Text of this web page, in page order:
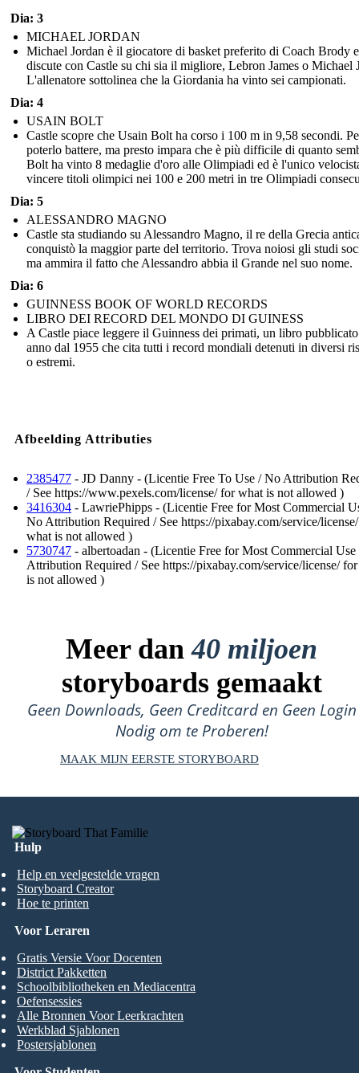
Dia: 3
MICHAEL JORDAN
Michael Jordan è il giocatore di basket preferito di Coach Brody e
discute con Castle su chi sia il migliore, Lebron James o Michael
L'allenatore sottolinea che la Giordania ha vinto sei campionati.
Dia: 4
USAIN BOLT
Castle scopre che Usain Bolt ha corso i 100 m in 9,58 secondi.
poterlo battere, ma presto impara che è più difficile di quanto
Bolt ha vinto 8 medaglie d'oro alle Olimpiadi ed è l'unico
vincere titoli olimpici nei 100 e 200 metri in tre Olimpiadi
Dia: 5
ALESSANDRO MAGNO
Castle sta studiando su Alessandro Magno, il re della Grecia
conquistò la maggior parte del territorio. Trova noiosi gli studi
ma ammira il fatto che Alessandro abbia il Grande nel suo nome.
Dia: 6
GUINNESS BOOK OF WORLD RECORDS
LIBRO DEI RECORD DEL MONDO DI GUINESS
A Castle piace leggere il Guinness dei primati, un libro
anno dal 1955 che cita tutti i record mondiali detenuti in diversi
o estremi.
Afbeelding Attributies
2385477 - JD Danny - (Licentie Free To Use / No Attribution
/ See https://www.pexels.com/license/ for what is not allowed )
3416304 - LawriePhipps - (Licentie Free for Most Commercial
No Attribution Required / See https://pixabay.com/service/
what is not allowed )
5730747 - albertoadan - (Licentie Free for Most Commercial
Attribution Required / See https://pixabay.com/service/license/
is not allowed )
Meer dan40 miljoen
storyboards gemaakt
Geen Downloads, Geen Creditcard en Geen Login
Nodig om te Proberen!
MAAK MIJN EERSTE STORYBOARD
Hulp
Help en veelgestelde vragen
Storyboard Creator
Hoe te printen
Voor Leraren
Gratis Versie Voor Docenten
District Pakketten
Schoolbibliotheken en Mediacentra
Oefensessies
Alle Bronnen Voor Leerkrachten
Werkblad Sjablonen
Postersjablonen